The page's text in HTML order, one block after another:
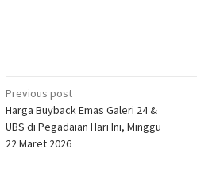
Post
navigation
Previous post
Harga Buyback Emas Galeri 24 &
UBS di Pegadaian Hari Ini, Minggu
22 Maret 2026